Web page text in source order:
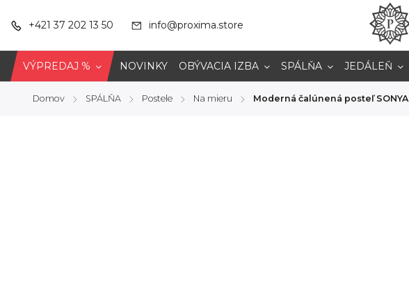
+421 37 202 13 50 info@proxima.store
VÝPREDAJ % NOVINKY OBÝVACIA IZBA SPÁLŇA JEDÁLEŇ
Domov / SPÁLŇA / Postele / Na mieru / Moderná čalúnená posteľ SONYA